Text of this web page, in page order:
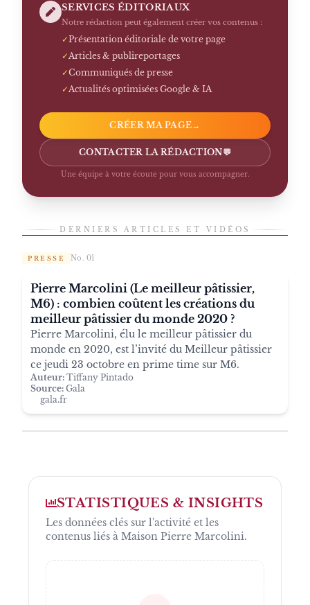
SERVICES ÉDITORIAUX
Notre rédaction peut également créer vos contenus :
✓Présentation éditoriale de votre page
✓ Articles & publireportages
✓Communiqués de presse
✓ Actualités optimisées Google & IA
CRÉER MA PAGE→
CONTACTER LA RÉDACTION💬
Une équipe à votre écoute pour vous accompagner.
DERNIERS ARTICLES ET VIDÉOS
PRESSE No. 01
Pierre Marcolini (Le meilleur pâtissier,
M6) : combien coûtent les créations du
meilleur pâtissier du monde 2020 ?
Pierre Marcolini, élu le meilleur pâtissier du
monde en 2020, est l’invité du Meilleur pâtissier
ce jeudi 23 octobre en prime time sur M6.
Auteur: Tiffany Pintado
Source: Gala
gala.fr
STATISTIQUES & INSIGHTS
Les données clés sur l'activité et les
contenus liés à Maison Pierre Marcolini.